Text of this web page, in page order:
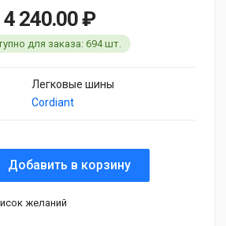
4 240.00 ₽
для заказа: 694 шт.
Легковые шины
Cordiant
Добавить в корзину
желаний